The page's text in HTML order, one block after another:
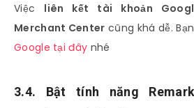
Việc liên kết tài khoản
Merchant Center cũng khá dễ.
Google tại đây nhé
3.4. Bật tính năng